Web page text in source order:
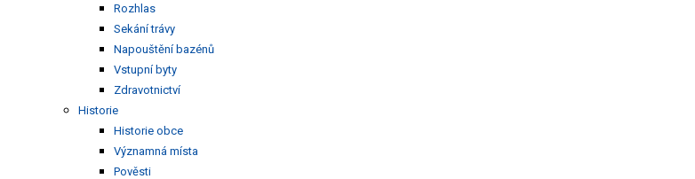
Rozhlas
Sekání trávy
Napouštění bazénů
Vstupní byty
Zdravotnictví
Historie
Historie obce
Významná místa
Pověsti